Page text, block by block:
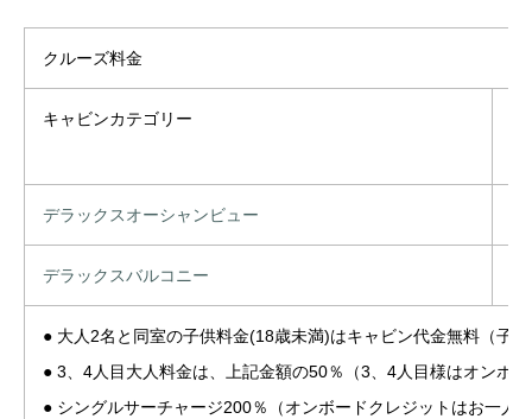
クルーズ料金
キャビンカテゴリー
デラックスオーシャンビュー
デラックスバルコニー
● 大人2名と同室の子供料金(18歳未満)はキャビン代金無料（子
● 3、4人目大人料金は、上記金額の50％（3、4人目様はオンボ
● シングルサーチャージ200％（オンボードクレジットはお一人